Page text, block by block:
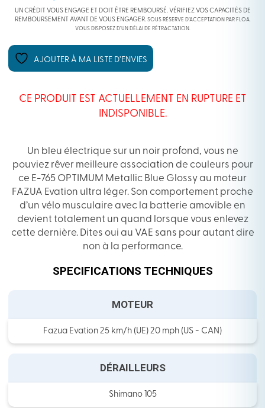
UN CRÉDIT VOUS ENGAGE ET DOIT ÊTRE REMBOURSÉ. VÉRIFIEZ VOS CAPACITÉS DE
REMBOURSEMENT AVANT DE VOUS ENGAGER. SOUS RÉSERVE D’ACCEPTATION PAR FLOA.
VOUS DISPOSEZ D’UN DÉLAI DE RÉTRACTATION.
AJOUTER À MA LISTE D’ENVIES
CE PRODUIT EST ACTUELLEMENT EN RUPTURE ET
INDISPONIBLE.
Un bleu électrique sur un noir profond, vous ne
pouviez rêver meilleure association de couleurs pour
ce E-765 OPTIMUM Metallic Blue Glossy au moteur
FAZUA Evation ultra léger. Son comportement proche
d’un vélo musculaire avec la batterie amovible en
devient totalement un quand lorsque vous enlevez
cette dernière. Dites oui au VAE sans pour autant dire
non à la performance.
SPECIFICATIONS TECHNIQUES
MOTEUR
Fazua Evation 25 km/h (UE) 20 mph (US - CAN)
DÉRAILLEURS
Shimano 105